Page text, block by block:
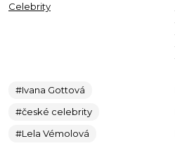
Celebrity
#Ivana Gottová
#české celebrity
#Lela Vémolová